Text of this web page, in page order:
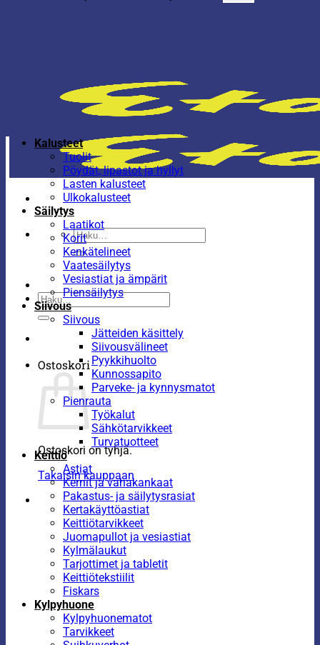
Etsi:
Etsi:
Ostoskori
Ostoskori on tyhjä.
Takaisin kauppaan
Kalusteet
Tuolit
Pöydät, lipastot ja hyllyt
Lasten kalusteet
Ulkokalusteet
Säilytys
Laatikot
Korit
Kenkätelineet
Vaatesäilytys
Vesiastiat ja ämpärit
Piensäilytys
Siivous
Siivous
Jätteiden käsittely
Siivousvälineet
Pyykkihuolto
Kunnossapito
Parveke- ja kynnysmatot
Pienrauta
Työkalut
Sähkötarvikkeet
Turvatuotteet
Keittiö
Astiat
Kernit ja vahakankaat
Pakastus- ja säilytysrasiat
Kertakäyttöastiat
Keittiötarvikkeet
Juomapullot ja vesiastiat
Kylmälaukut
Tarjottimet ja tabletit
Keittiötekstiilit
Fiskars
Kylpyhuone
Kylpyhuonematot
Tarvikkeet